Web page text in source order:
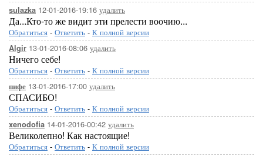
sulazka 12-01-2016-19:16 удалить
Да...Кто-то же видит эти прелести воочию...
Обратиться - Ответить - К полной версии
Algir 13-01-2016-08:06 удалить
Ничего себе!
Обратиться - Ответить - К полной версии
пифе 13-01-2016-17:00 удалить
СПАСИБО!
Обратиться - Ответить - К полной версии
xenodofia 14-01-2016-00:42 удалить
Великолепно! Как настоящие!
Обратиться - Ответить - К полной версии